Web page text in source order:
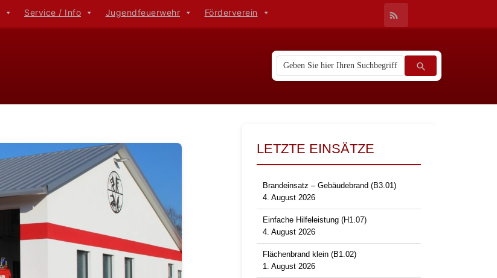
Service / Info Jugendfeuerwehr Förderverein
LETZTE EINSÄTZE
Brandeinsatz – Gebäudebrand (B3.01)
4. August 2026
Einfache Hilfeleistung (H1.07)
4. August 2026
Flächenbrand klein (B1.02)
1. August 2026